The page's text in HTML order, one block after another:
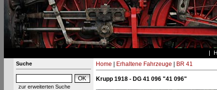
Suche
zur erweiterten Suche
Home Erhaltene Fahrzeuge BR 41
Krupp 1918 - DG 41 096 "41 096"